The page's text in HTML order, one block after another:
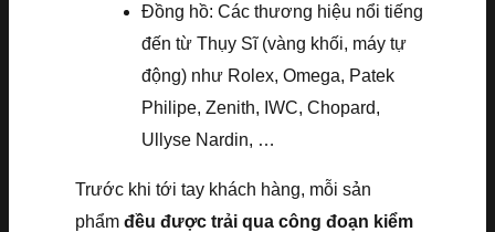
Đồng hồ: Các thương hiệu nổi tiếng
đến từ Thụy Sĩ (vàng khối, máy tự
động) như Rolex, Omega, Patek
Philipe, Zenith, IWC, Chopard,
Ullyse Nardin, …
Trước khi tới tay khách hàng, mỗi sản
phẩm đều được trải qua công đoạn kiểm